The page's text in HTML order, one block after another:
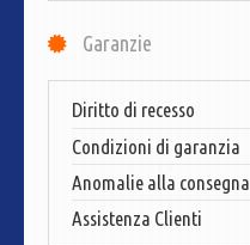
Garanzie
Diritto di recesso
Condizioni di garanzia
Anomalie alla consegna
Assistenza Clienti